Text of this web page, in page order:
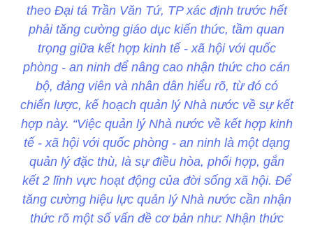
theo Đại tá Trần Văn Tứ, TP xác định trước hết
phải tăng cường giáo dục kiến thức, tầm quan
trọng giữa kết hợp kinh tế - xã hội với quốc
phòng - an ninh để nâng cao nhận thức cho cán
bộ, đảng viên và nhân dân hiểu rõ, từ đó có
chiến lược, kế hoạch quản lý Nhà nước về sự kết
hợp này. “Việc quản lý Nhà nước về kết hợp kinh
tế - xã hội với quốc phòng - an ninh là một dạng
quản lý đặc thù, là sự điều hòa, phối hợp, gắn
kết 2 lĩnh vực hoạt động của đời sống xã hội. Để
tăng cường hiệu lực quản lý Nhà nước cần nhận
thức rõ một số vấn đề cơ bản như: Nhận thức